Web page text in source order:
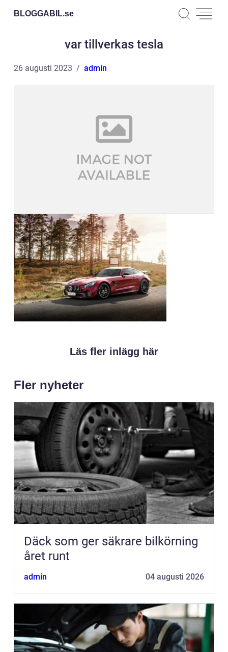
BLOGGABIL.se
var tillverkas tesla
26 augusti 2023 admin
Läs fler inlägg här
Fler nyheter
Däck som ger säkrare bilkörning
året runt
admin 04 augusti 2026